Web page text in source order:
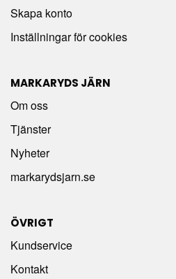
Skapa konto
Inställningar för cookies
MARKARYDS JÄRN
Om oss
Tjänster
Nyheter
markarydsjarn.se
ÖVRIGT
Kundservice
Kontakt